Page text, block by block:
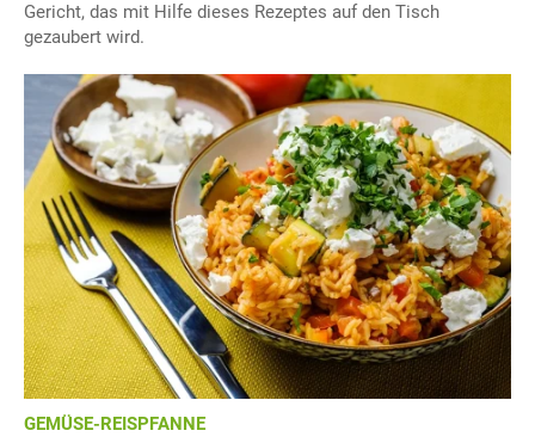
Gericht, das mit Hilfe dieses Rezeptes auf den Tisch
gezaubert wird.
GEMÜSE-REISPFANNE